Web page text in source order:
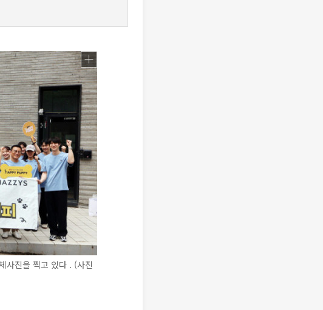
사진을 찍고 있다 . (사진